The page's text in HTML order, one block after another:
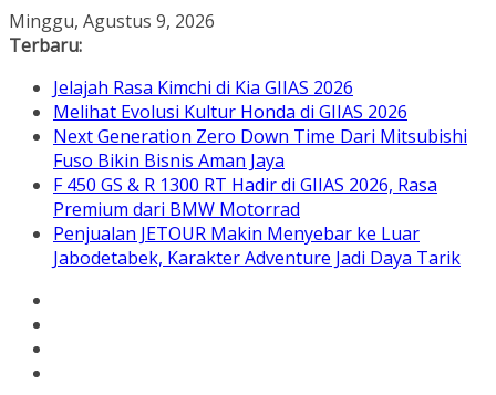
Skip
to
Minggu, Agustus 9, 2026
Terbaru:
Jelajah Rasa Kimchi di Kia GIIAS 2026
Melihat Evolusi Kultur Honda di GIIAS 2026
Next Generation Zero Down Time Dari Mitsubishi
Fuso Bikin Bisnis Aman Jaya
F 450 GS & R 1300 RT Hadir di GIIAS 2026, Rasa
Premium dari BMW Motorrad
Penjualan JETOUR Makin Menyebar ke Luar
Jabodetabek, Karakter Adventure Jadi Daya Tarik